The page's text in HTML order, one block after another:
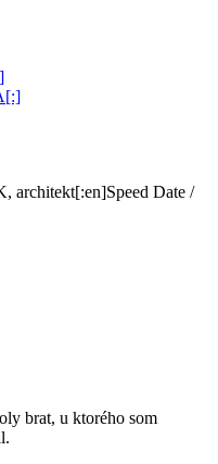
architekt[:en]Speed Date /
brat, u ktorého som